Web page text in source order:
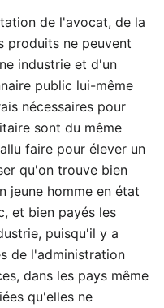
de l'avocat, de la
produits ne peuvent
industrie et d'un
public lui-même
nécessaires pour
sont du même
faire pour élever un
qu'on trouve bien
jeune homme en état
et bien payés les
puisqu'il y a
de l'administration
dans les pays même
qu'elles ne